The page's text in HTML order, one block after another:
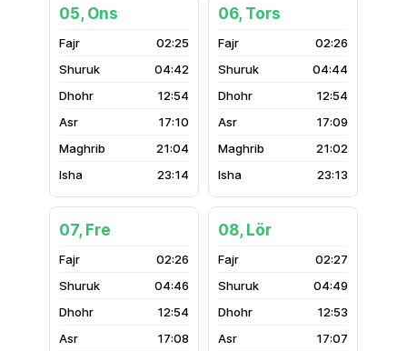
05, Ons
02:25
04:42
12:54
17:10
21:04
23:14
06, Tors
02:26
04:44
12:54
17:09
21:02
23:13
07, Fre
02:26
04:46
12:54
17:08
08, Lör
02:27
04:49
12:53
17:07